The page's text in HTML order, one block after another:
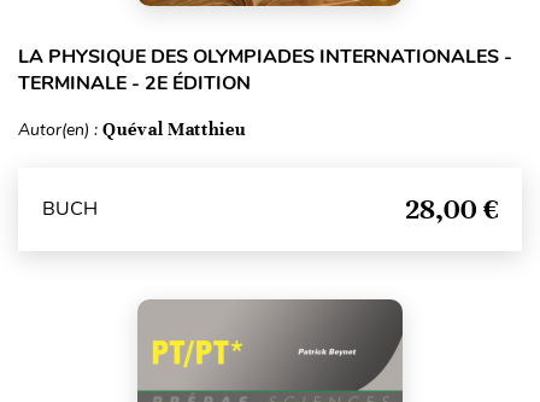
LA PHYSIQUE DES OLYMPIADES INTERNATIONALES -
TERMINALE - 2E ÉDITION
Autor(en) : Quéval Matthieu
BUCH 28,00 €